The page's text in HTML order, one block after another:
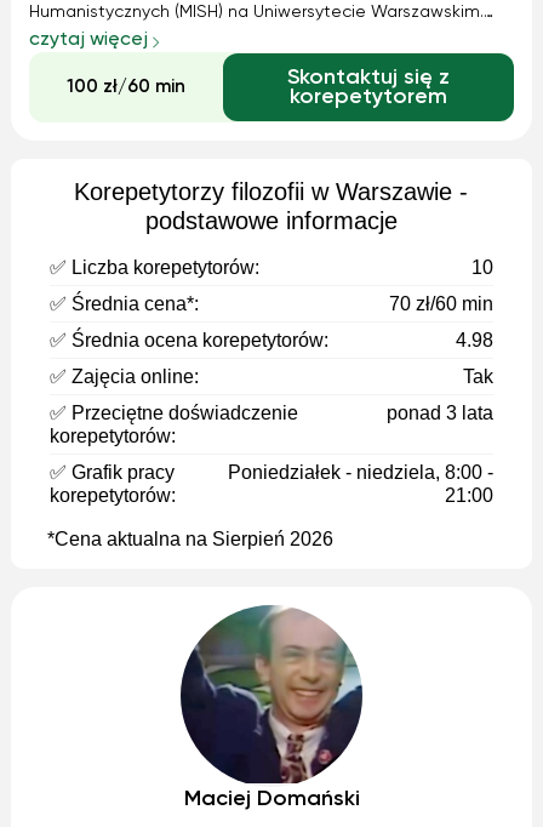
Humanistycznych (MISH) na Uniwersytecie Warszawskim.
Pracowałam w instytucjach kultury w Wielkiej Brytanii, mam
też doświadczenie w prowadzeniu zajęć filmowych z
dziećmi. Zdawałam maturę międzynarodow...
czytaj więcej
100 zł/60 min
Skontaktuj się z
korepetytorem
Korepetytorzy filozofii w Warszawie -
podstawowe informacje
✅ Liczba korepetytorów:
10
✅ Średnia cena*:
70 zł/60 min
✅ Średnia ocena korepetytorów:
4.98
✅ Zajęcia online:
Tak
✅ Przeciętne doświadczenie
korepetytorów:
ponad 3 lata
✅ Grafik pracy
korepetytorów:
Poniedziałek - niedziela, 8:00 -
21:00
*Cena aktualna na Sierpień 2026
Maciej Domański